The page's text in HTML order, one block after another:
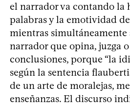
el narrador va contando la
palabras y la emotividad
mientras simultáneamente
narrador que opina, juzga o
conclusiones, porque “la
según la sentencia
de un arte de moralejas,
enseñanzas. El discurso